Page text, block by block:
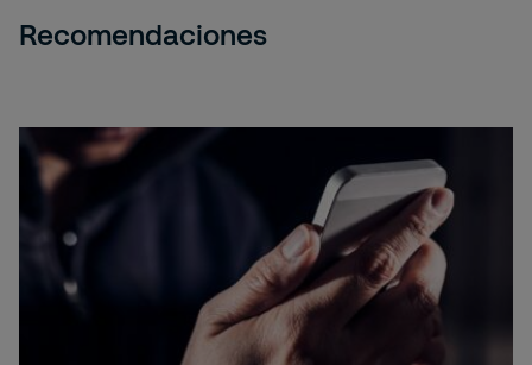
Recomendaciones